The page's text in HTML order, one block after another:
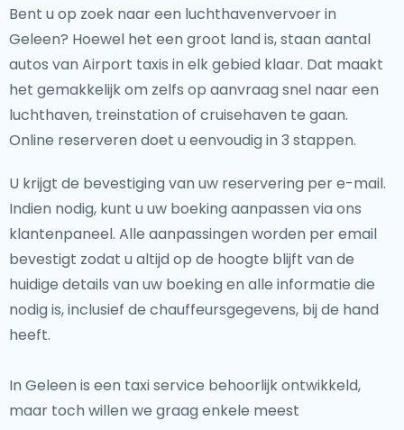
Bent u op zoek naar een luchthavenvervoer in
Geleen? Hoewel het een groot land is, staan aantal
autos van Airport taxis in elk gebied klaar. Dat maakt
het gemakkelijk om zelfs op aanvraag snel naar een
luchthaven, treinstation of cruisehaven te gaan.
Online reserveren doet u eenvoudig in 3 stappen.
U krijgt de bevestiging van uw reservering per e-mail.
Indien nodig, kunt u uw boeking aanpassen via ons
klantenpaneel. Alle aanpassingen worden per email
bevestigt zodat u altijd op de hoogte blijft van de
huidige details van uw boeking en alle informatie die
nodig is, inclusief de chauffeursgegevens, bij de hand
heeft.
In Geleen is een taxi service behoorlijk ontwikkeld,
maar toch willen we graag enkele meest